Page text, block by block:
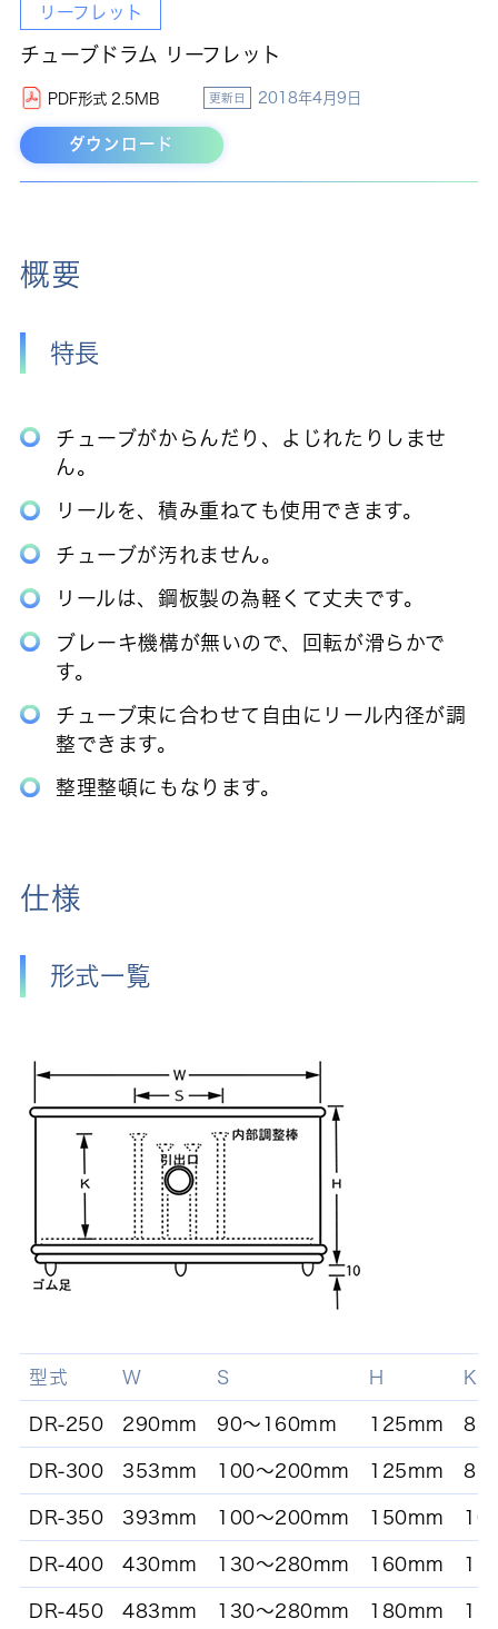
リーフレット
チューブドラム リーフレット
PDF形式 2.5MB 更新日 2018年4月9日
ダウンロード
概要
特長
チューブがからんだり、よじれたりしませ
ん。
リールを、積み重ねても使用できます。
チューブが汚れません。
リールは、鋼板製の為軽くて丈夫です。
ブレーキ機構が無いので、回転が滑らかで
す。
チューブ束に合わせて自由にリール内径が調
整できます。
整理整頓にもなります。
仕様
形式一覧
型式 W S H K
DR-250 290mm 90～160mm 125mm
DR-300 353mm 100～200mm 125mm
DR-350 393mm 100～200mm 150mm
DR-400 430mm 130～280mm 160mm
DR-450 483mm 130～280mm 180mm